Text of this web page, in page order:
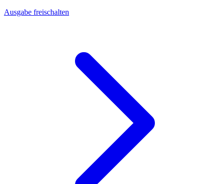
Ausgabe freischalten